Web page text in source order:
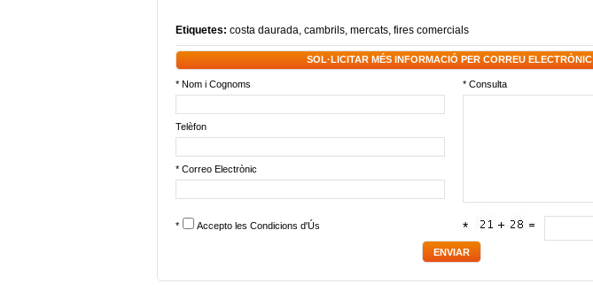
Etiquetes: costa daurada, cambrils, mercats, fires comercials
SOL·LICITAR MÉS INFORMACIÓ PER CORREU ELECTRÒNIC
* Nom i Cognoms * Consulta
Telèfon
* Correo Electrònic
* Accepto les Condicions d'Ús *